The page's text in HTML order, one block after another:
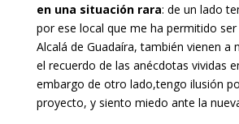
en una situación rara: de un lado
por ese local que me ha permitido
Alcalá de Guadaíra, también vienen a
el recuerdo de las anécdotas vividas
embargo de otro lado,tengo ilusión
proyecto, y siento miedo ante la